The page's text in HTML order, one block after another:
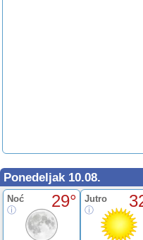
Ponedeljak 10.08.
Noć 29° Jutro